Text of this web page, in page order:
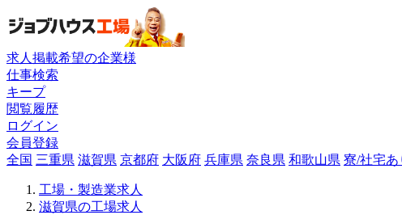
求人掲載希望の企業様
仕事検索
キープ
閲覧履歴
ログイン
会員登録
全国 三重県 滋賀県 京都府 大阪府 兵庫県 奈良県 和歌山県 寮/社宅あ
工場・製造業求人
滋賀県の工場求人